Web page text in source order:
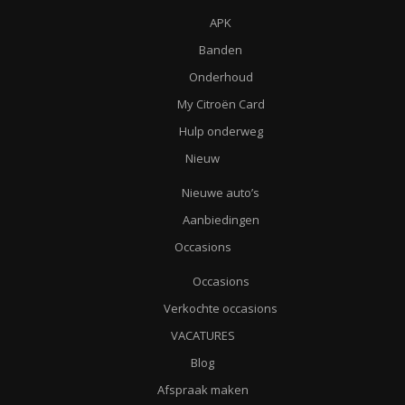
APK
Banden
Onderhoud
My Citroën Card
Hulp onderweg
Nieuw
Nieuwe auto’s
Aanbiedingen
Occasions
Occasions
Verkochte occasions
VACATURES
Blog
Afspraak maken